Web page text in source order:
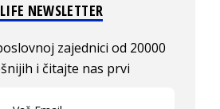
NEWSLETTER
zajednici od 20000
i čitajte nas prvi